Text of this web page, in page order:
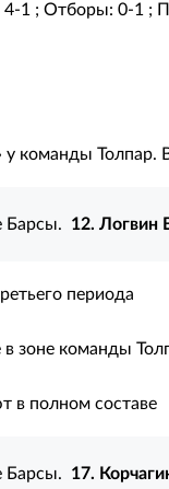
1 ; Отборы: 0-1 ;
команды Толпар.
Барсы. 12. Логвин
периода
зоне команды
в полном составе
Барсы. 17.